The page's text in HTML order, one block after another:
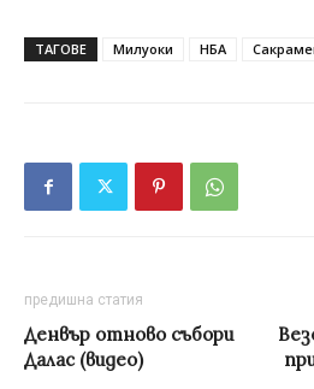
ТАГОВЕ Милуоки НБА
предишна статия
Денвър отново събори
Далас (видео)